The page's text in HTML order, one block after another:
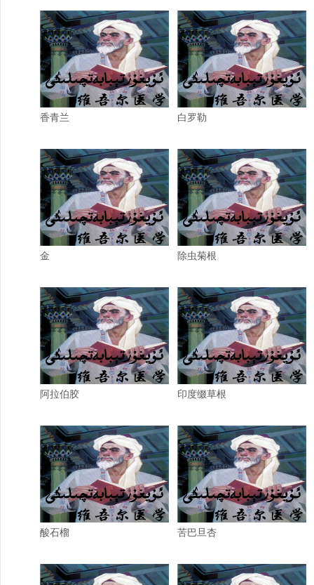
香青兰 白罗勒
金 除虫菊根
阿拉伯胶 印度缀草根
酸石榴 苦巴旦杏